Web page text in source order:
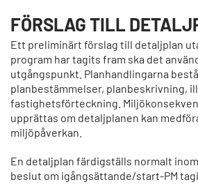
FÖRSLAG TILL
Ett preliminärt förslag till detaljplan
program har tagits fram ska det
utgångspunkt. Planhandlingarna
planbestämmelser, planbeskrivning,
fastighetsförteckning.
upprättas om detaljplanen kan
miljöpåverkan.
En detaljplan färdigställs normalt
beslut om igångsättande/start-PM